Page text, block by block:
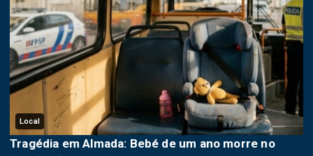
Local
Tragédia em Almada: Bebé de um ano morre no